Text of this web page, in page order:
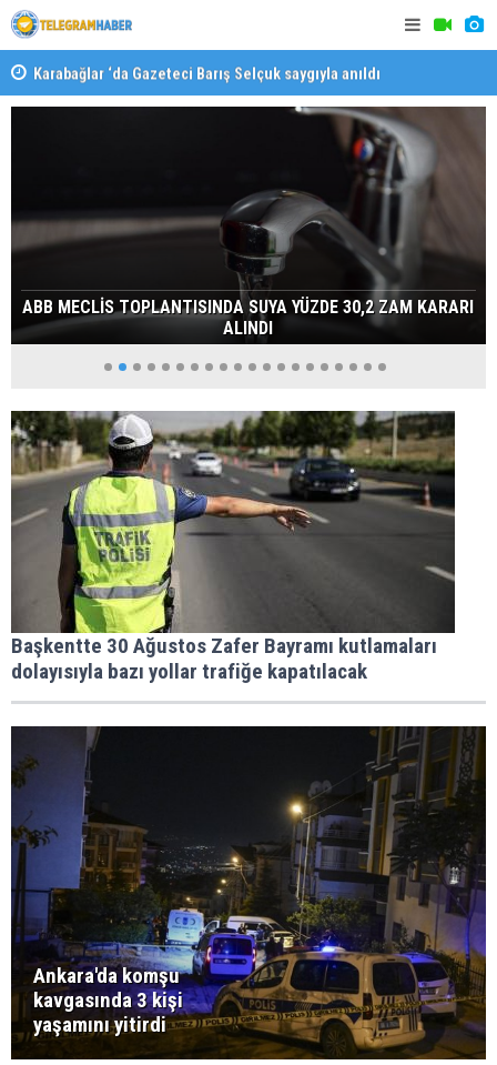
Karabağlar ‘da Gazeteci Barış Selçuk saygıyla anıldı
ABB MECLİS TOPLANTISINDA SUYA YÜZDE 30,2 ZAM KARARI
ALINDI
Başkentte 30 Ağustos Zafer Bayramı kutlamaları
dolayısıyla bazı yollar trafiğe kapatılacak
Ankara'da komşu
kavgasında 3 kişi
yaşamını yitirdi